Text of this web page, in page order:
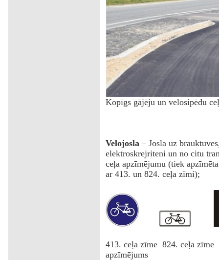
‌Kopīgs gājēju un velosipēdu
Velojosla – Josla uz
elektroskrejriteni un no citu
ceļa apzīmējumu (tiek
ar 413. un 824. ceļa zīmi);
‌413. ceļa zīme 824. ceļa zīme
apzīmējums